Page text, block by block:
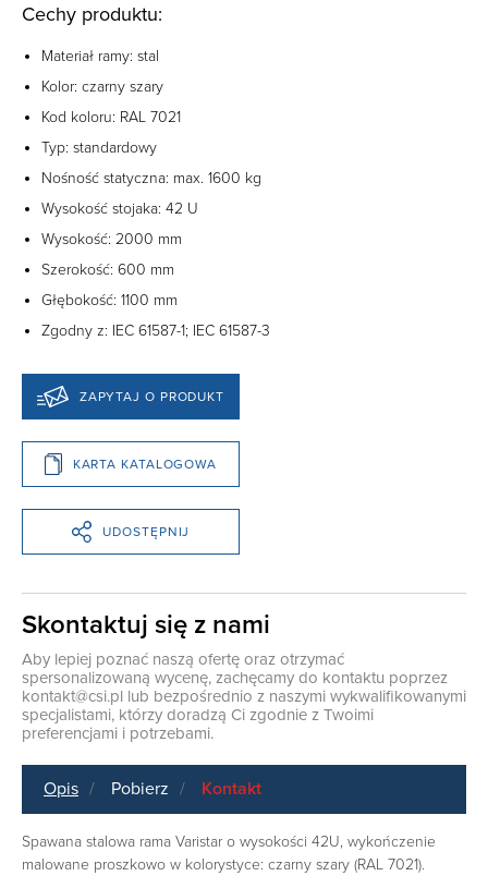
Cechy produktu:
Materiał ramy: stal ‎
Kolor: czarny szary
Kod koloru: RAL 7021
Typ: standardowy
Nośność statyczna: max. 1600 kg‎
Wysokość stojaka: 42 U ‎
Wysokość: 2000 mm ‎
Szerokość: 600 mm ‎
Głębokość: 1100 mm‎
Zgodny z: IEC 61587-1; IEC 61587-3
ZAPYTAJ O PRODUKT
KARTA KATALOGOWA
UDOSTĘPNIJ
Skontaktuj się z nami
Aby lepiej poznać naszą ofertę oraz otrzymać
spersonalizowaną wycenę, zachęcamy do kontaktu poprzez
kontakt@csi.pl lub bezpośrednio z naszymi wykwalifikowanymi
specjalistami, którzy doradzą Ci zgodnie z Twoimi
preferencjami i potrzebami.
Opis Pobierz Kontakt
Spawana stalowa rama Varistar o wysokości 42U, wykończenie
malowane proszkowo w kolorystyce: czarny szary (RAL 7021).